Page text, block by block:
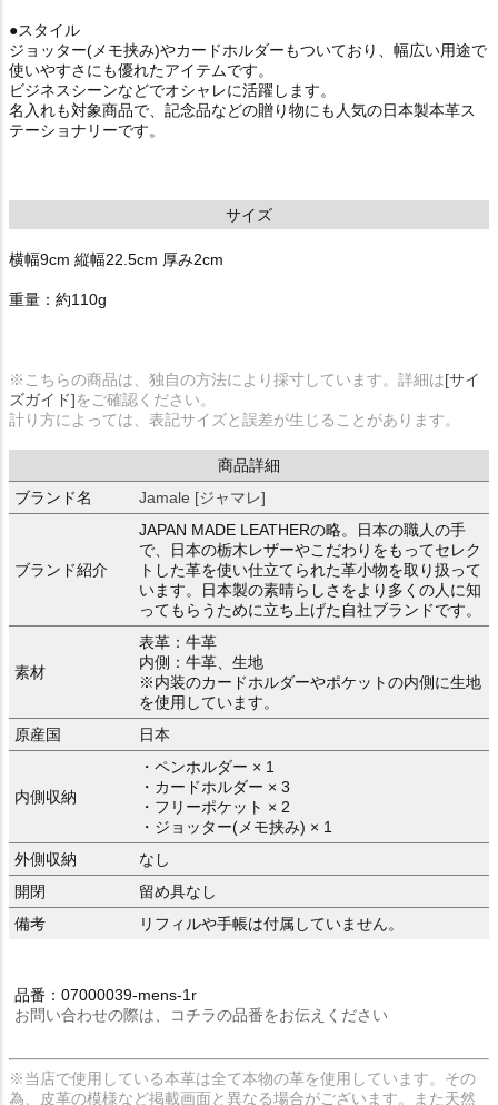
●スタイル
ジョッター(メモ挟み)やカードホルダーもついており、幅広い用途で
使いやすさにも優れたアイテムです。
ビジネスシーンなどでオシャレに活躍します。
名入れも対象商品で、記念品などの贈り物にも人気の日本製本革ス
テーショナリーです。
サイズ
横幅9cm 縦幅22.5cm 厚み2cm
重量：約110g
※こちらの商品は、独自の方法により採寸しています。詳細は[サイ
ズガイド]をご確認ください。
計り方によっては、表記サイズと誤差が生じることがあります。
商品詳細
ブランド名
Jamale [ジャマレ]
ブランド紹介
JAPAN MADE LEATHERの略。日本の職人の手
で、日本の栃木レザーやこだわりをもってセレク
トした革を使い仕立てられた革小物を取り扱って
います。日本製の素晴らしさをより多くの人に知
ってもらうために立ち上げた自社ブランドです。
素材
表革：牛革
内側：牛革、生地
※内装のカードホルダーやポケットの内側に生地
を使用しています。
原産国
日本
内側収納
・ペンホルダー × 1
・カードホルダー × 3
・フリーポケット × 2
・ジョッター(メモ挟み) × 1
外側収納
なし
開閉
留め具なし
備考
リフィルや手帳は付属していません。
品番：07000039-mens-1r
お問い合わせの際は、コチラの品番をお伝えください
※当店で使用している本革は全て本物の革を使用しています。その
為、皮革の模様など掲載画面と異なる場合がございます。また天然